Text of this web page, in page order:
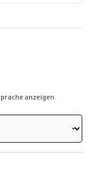
5 von 5 Sternen
anzeigen.